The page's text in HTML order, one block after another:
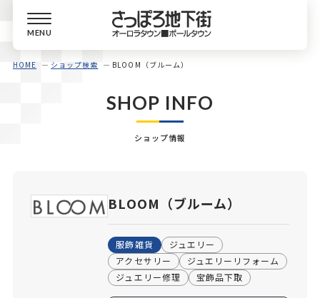
MENU
HOME ショップ検索 BLOOM（ブルーム）
SHOP INFO
ショップ情報
BLOOM（ブルーム）
服飾雑貨
ジュエリー
アクセサリー
ジュエリーリフォーム
ジュエリー修理
宝飾品下取